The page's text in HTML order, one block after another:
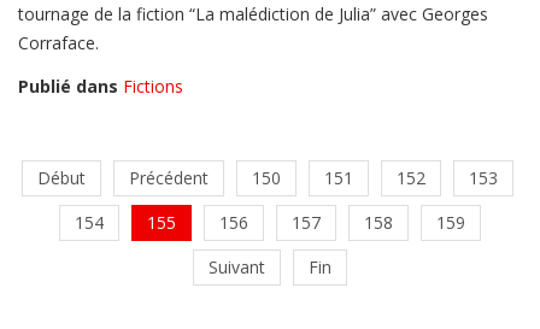
tournage de la fiction “La malédiction de Julia” avec Georges
Corraface.
Publié dans Fictions
Début Précédent 150 151 152
153
154
155 156 157 158
159
Suivant
Fin